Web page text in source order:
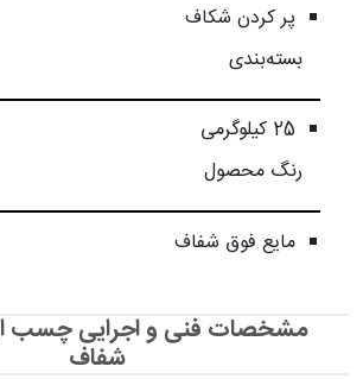
پر کردن شکاف
بسته‌بندی
25 کیلوگرمی
رنگ محصول
مایع فوق شفاف
مشخصات فنی و اجرایی چسب
شفاف